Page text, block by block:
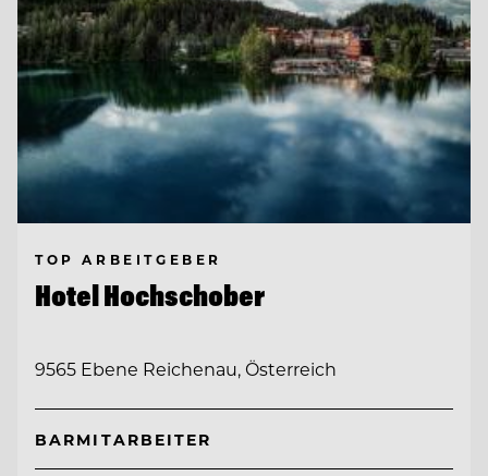
TOP ARBEITGEBER
Hotel Hochschober
9565 Ebene Reichenau, Österreich
BARMITARBEITER